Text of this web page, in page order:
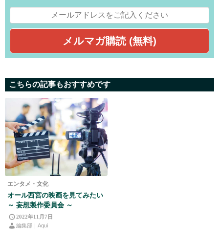
こちらの記事もおすすめです
エンタメ・文化
オール西宮の映画を見てみたい
～ 妄想製作委員会 ～
2022年11月7日
編集部｜Aqui